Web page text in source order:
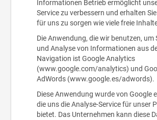
Informationen Betrieb ermöglicht
Service zu verbessern und erhalten
für uns zu sorgen wie viele freie
Die Anwendung, die wir benutzen, um
und Analyse von Informationen aus
Navigation ist Google Analytics
(www.google.com/analytics) und
AdWords (www.google.es/adwords).
Diese Anwendung wurde von Google
die uns die Analyse-Service für unser
bietet. Das Unternehmen kann diese